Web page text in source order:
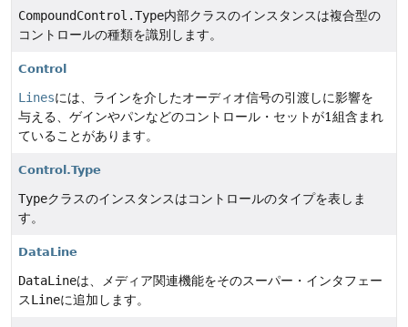
CompoundControl.Type内部クラスのインスタンスは複合型の
コントロールの種類を識別します。
Control
Linesには、ラインを介したオーディオ信号の引渡しに影響を
与える、ゲインやパンなどのコントロール・セットが1組含まれ
ていることがあります。
Control.Type
Typeクラスのインスタンスはコントロールのタイプを表しま
す。
DataLine
DataLineは、メディア関連機能をそのスーパー・インタフェー
スLineに追加します。